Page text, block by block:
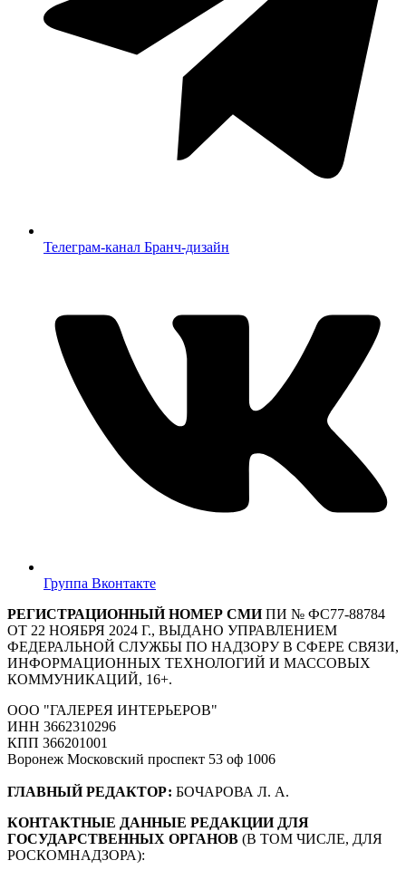
Телеграм-канал Бранч-дизайн
Группа Вконтакте
РЕГИСТРАЦИОННЫЙ НОМЕР СМИПИ № ФС77-88784
ОТ 22 НОЯБРЯ 2024 Г., ВЫДАНО УПРАВЛЕНИЕМ
ФЕДЕРАЛЬНОЙ СЛУЖБЫ ПО НАДЗОРУ В СФЕРЕ СВЯЗИ,
ИНФОРМАЦИОННЫХ ТЕХНОЛОГИЙ И МАССОВЫХ
КОММУНИКАЦИЙ, 16+.
ООО "ГАЛЕРЕЯ ИНТЕРЬЕРОВ"
ИНН 3662310296
КПП 366201001
Воронеж Московский проспект 53 оф 1006
ГЛАВНЫЙ РЕДАКТОР: БОЧАРОВА Л. А.
КОНТАКТНЫЕ ДАННЫЕ РЕДАКЦИИ ДЛЯ
ГОСУДАРСТВЕННЫХ ОРГАНОВ (В ТОМ ЧИСЛЕ, ДЛЯ
РОСКОМНАДЗОРА):